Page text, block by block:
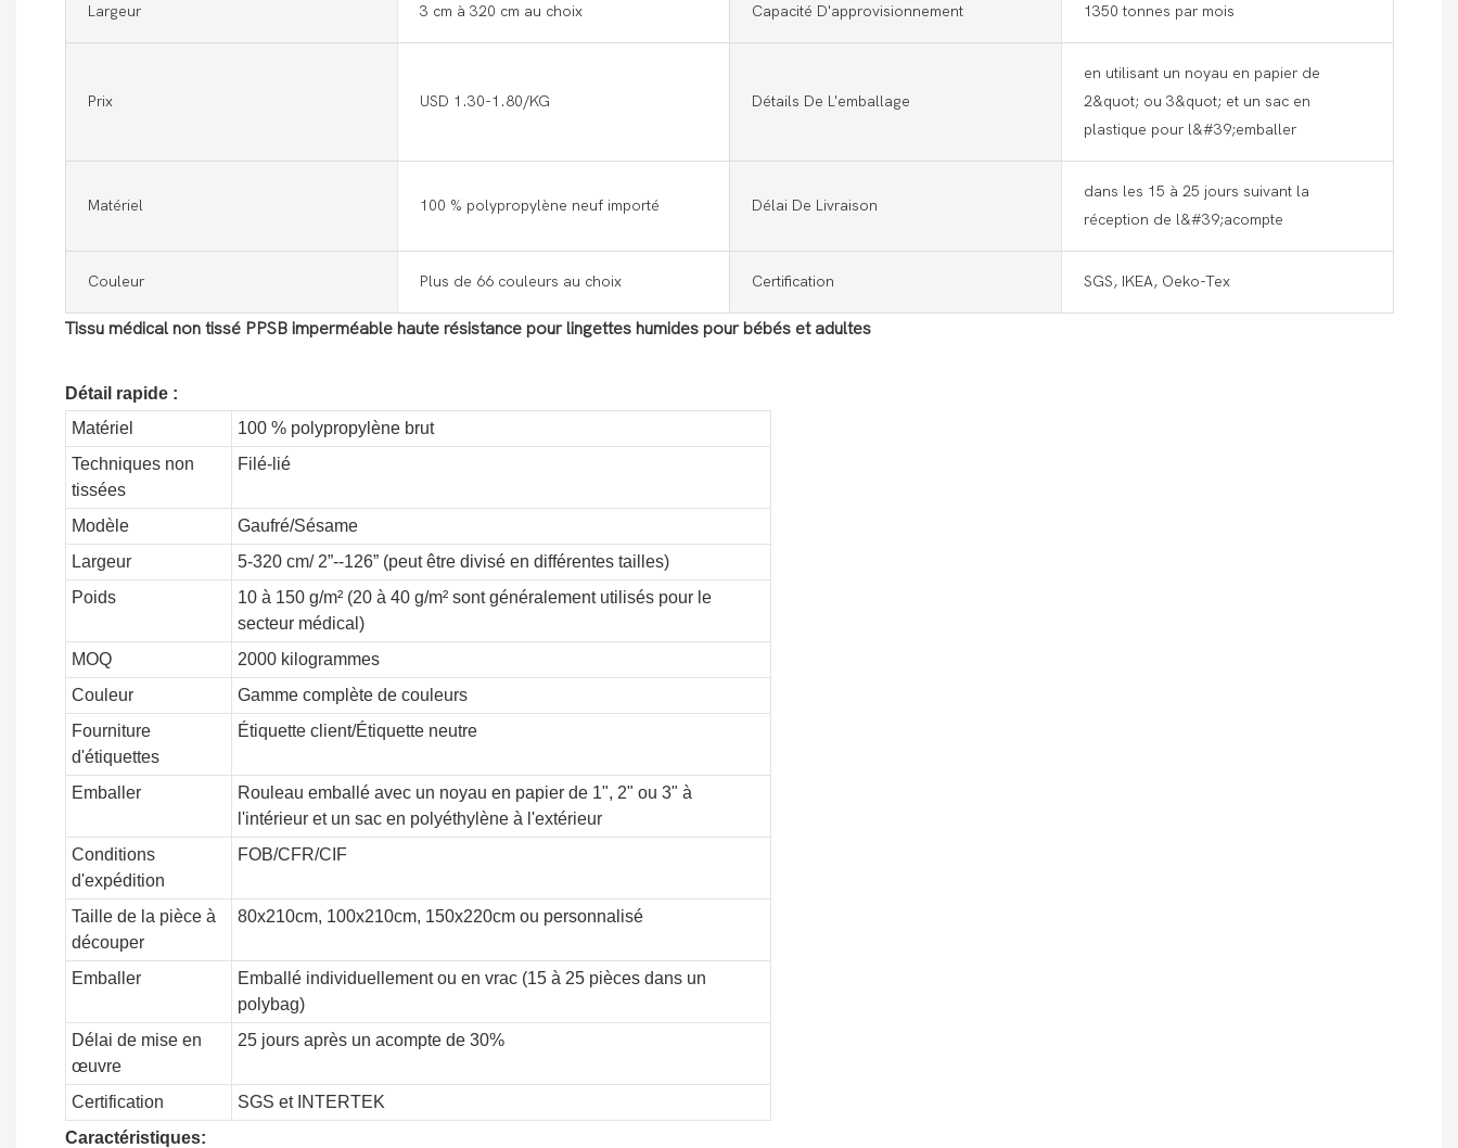
Largeur 3 cm à 320 cm au choix Capacité D'approvisionnement 1350 tonnes par mois
Prix USD 1.30-1.80/KG Détails De L'emballage
en utilisant un noyau en papier de
2&quot; ou 3&quot; et un sac en
plastique pour l&#39;emballer
Matériel 100 % polypropylène neuf importé Délai De Livraison
dans les 15 à 25 jours suivant la
réception de l&#39;acompte
Couleur Plus de 66 couleurs au choix Certification SGS, IKEA, Oeko-Tex
Tissu médical non tissé PPSB imperméable haute résistance pour lingettes humides pour bébés et adultes
Détail rapide :
Matériel
100 % polypropylène brut
Techniques non
tissées
Filé-lié
Modèle
Gaufré/Sésame
Largeur
5-320 cm/ 2”--126” (peut être divisé en différentes tailles)
Poids
10 à 150 g/m² (20 à 40 g/m² sont généralement utilisés pour le
secteur médical)
MOQ
2000 kilogrammes
Couleur
Gamme complète de couleurs
Fourniture
d'étiquettes
Étiquette client/Étiquette neutre
Emballer
Rouleau emballé avec un noyau en papier de 1", 2" ou 3" à
l'intérieur et un sac en polyéthylène à l'extérieur
Conditions
d'expédition
FOB/CFR/CIF
Taille de la pièce à
découper
80x210cm, 100x210cm, 150x220cm ou personnalisé
Emballer
Emballé individuellement ou en vrac (15 à 25 pièces dans un
polybag)
Délai de mise en
œuvre
25 jours après un acompte de 30%
Certification
SGS et INTERTEK
Caractéristiques: